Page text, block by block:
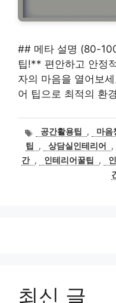
## 메타 설명 (80-
팁!** 편안하고 안정
자의 마음을 열어보
어 팁으로 최적의 환
태공간활용팁 , 마음
팁
, 상담실인테리어 ,
간 , 인테리어꿀팁 ,
최신 글